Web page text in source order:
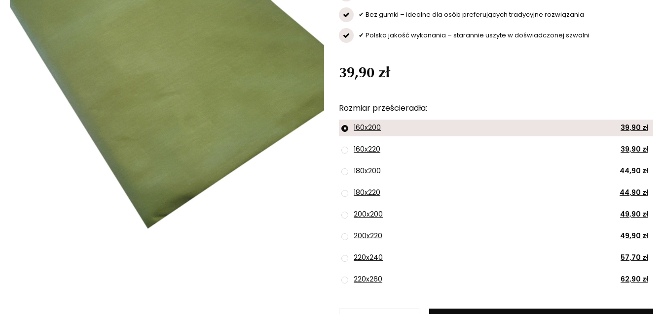
✔ Bez gumki – idealne dla osób preferujących tradycyjne rozwiązania
✔ Polska jakość wykonania – starannie uszyte w doświadczonej szwalni
Rozmiar prześcieradła
160x200 39,90 zł
160x220 39,90 zł
180x200 44,90 zł
180x220 44,90 zł
200x200 49,90 zł
200x220 49,90 zł
220x240 57,70 zł
220x260 62,90 zł
39,90 zł